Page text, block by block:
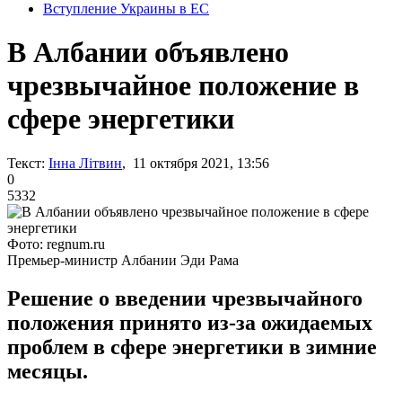
Вступление Украины в ЕС
В Албании объявлено
чрезвычайное положение в
сфере энергетики
Текст: Інна Літвин, 11 октября 2021, 13:56
0
5332
Фото: regnum.ru
Премьер-министр Албании Эди Рама
Решение о введении чрезвычайного
положения принято из-за ожидаемых
проблем в сфере энергетики в зимние
месяцы.